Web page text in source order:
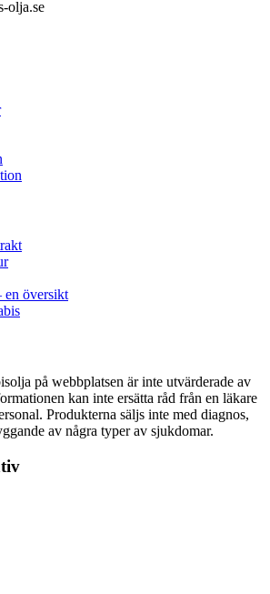
olja.se
en översikt
på webbplatsen är inte utvärderade av
kan inte ersätta råd från en läkare
Produkterna säljs inte med diagnos,
av några typer av sjukdomar.